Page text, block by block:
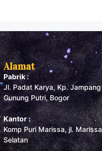
Alamat
Pabrik :
Jl. Padat Karya, Kp.
Gunung Putri, Bogor
Kantor :
Komp Puri Marissa, jl.
Selatan